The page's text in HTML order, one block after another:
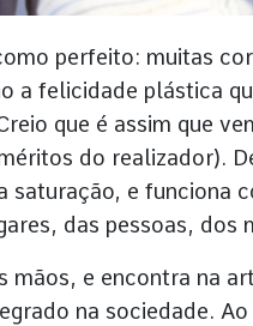
perfeito: muitas
a felicidade plástica
que é assim que
do realizador).
saturação, e funciona
das pessoas, dos
mãos, e encontra na
na sociedade.